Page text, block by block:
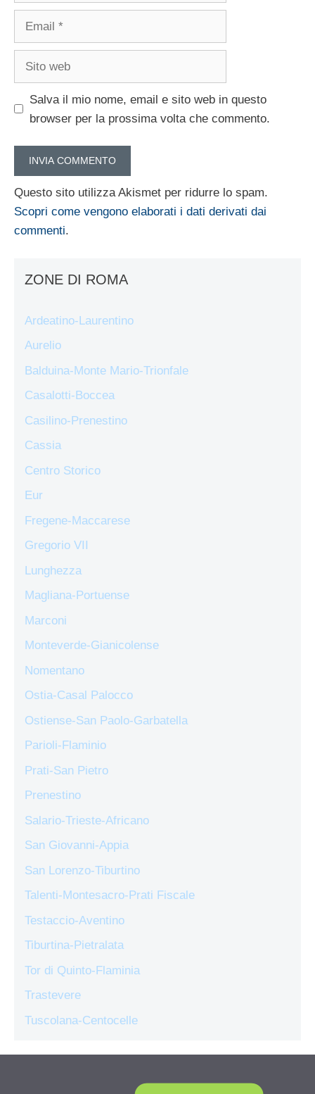
Email
Sito
Salva il mio nome, email e sito web in questo
browser per la prossima volta che commento.
Questo sito utilizza Akismet per ridurre lo spam.
Scopri come vengono elaborati i dati derivati dai
commenti.
ZONE DI ROMA
Ardeatino-Laurentino
Aurelio
Balduina-Monte Mario-Trionfale
Casalotti-Boccea
Casilino-Prenestino
Cassia
Centro Storico
Eur
Fregene-Maccarese
Gregorio VII
Lunghezza
Magliana-Portuense
Marconi
Monteverde-Gianicolense
Nomentano
Ostia-Casal Palocco
Ostiense-San Paolo-Garbatella
Parioli-Flaminio
Prati-San Pietro
Prenestino
Salario-Trieste-Africano
San Giovanni-Appia
San Lorenzo-Tiburtino
Talenti-Montesacro-Prati Fiscale
Testaccio-Aventino
Tiburtina-Pietralata
Tor di Quinto-Flaminia
Trastevere
Tuscolana-Centocelle